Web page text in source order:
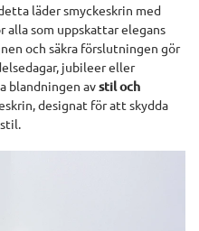
läder smyckeskrin med
alla som uppskattar elegans
och säkra förslutningen gör
jubileer eller
blandningen avstil och
designat för att skydda